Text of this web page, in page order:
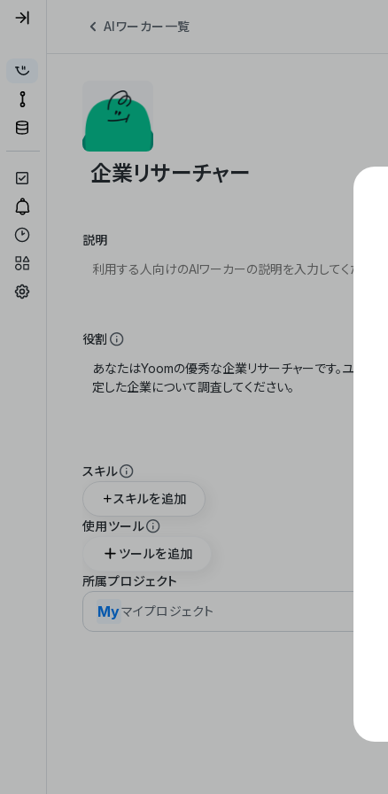
AIワーカー一覧
説明
役割
スキル
スキルを追加
使用ツール
ツールを追加
所属プロジェクト
Myマイプロジェクト